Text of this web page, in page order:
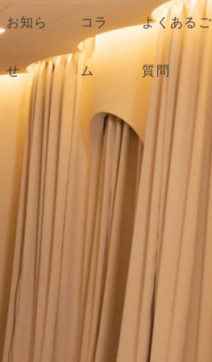
お知ら
せ
コラ
ム
よくあるご
質問